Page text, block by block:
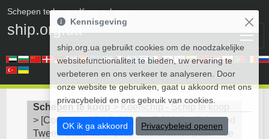
Schepen te koop• Koop schepen
ship.org.ua
Schepen te koop
Koelschip - Schip te koop
> [Committed] FOR SALE: 17,500 DWT Geared
Tween-Deck MPP 1999 Netherlands Built – Ice
Kennisgeving
ship.org.ua gebruikt cookies om de noodzakelijke
websitefunctionaliteit te bieden, uw ervaring te
verbeteren en ons verkeer te analyseren. Door
onze website te gebruiken, gaat u akkoord met ons
privacybeleid en ons gebruik van cookies.
OK ik ga akkoord Privacybeleid openen